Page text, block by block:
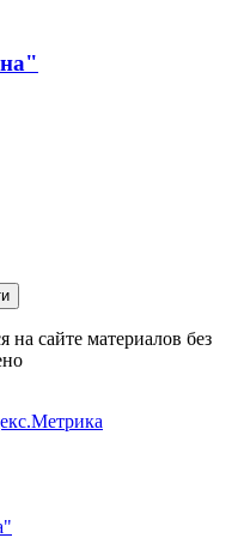
сайте материалов без